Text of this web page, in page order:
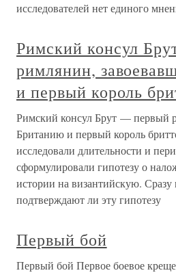
исследователей нет единого
Римский консул
римлянин,
и первый король
Римский консул Брут — первый
Британию и первый король
исследовали длительности и
сформулировали гипотезу о
истории на византийскую. Сразу
подтверждают ли эту гипотезу
Первый бой
Первый бой Первое боевое